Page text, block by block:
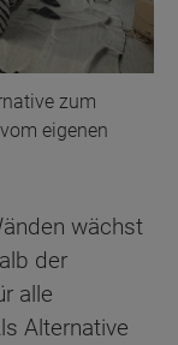
zum
eigenen
wächst
der
alle
Alternative